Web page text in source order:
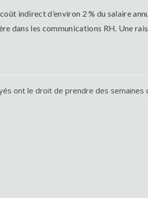
indirect d’environ 2 % du salaire
dans les communications RH. Une
ont le droit de prendre des